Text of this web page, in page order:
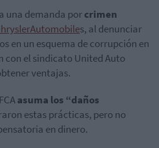
una demanda porcrimen
Automobiles, al denunciar
en un esquema de corrupción en
con el sindicato United Auto
ventajas.
asuma los “daños
estas prácticas, pero no
en dinero.